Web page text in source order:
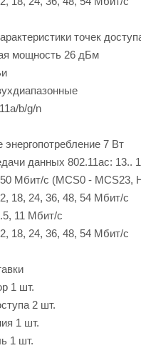
точек
мощность 26 дБм
b/g/n
7 Вт
данных 802.11ac: 13..
Мбит/с (MCS0 - MCS23,
18, 24, 36, 48, 54 Мбит/с
11 Мбит/с
18, 24, 36, 48, 54 Мбит/с
1 шт.
2 шт.
1 шт.
1 шт.